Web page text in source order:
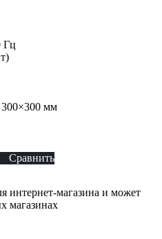
Гц
300×300 мм
Сравнить
интернет-магазина и может
магазинах